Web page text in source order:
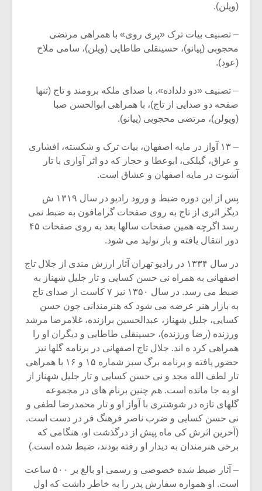
(ویلن).
– تصنیف بیات ترک «پری روی» با همراهی مرتضی
محجوبی (پیانو)، حسینقلی طاطایی (ویلن)، سامی ملاح
(عود).
– تصنیف «دو دلداده»، با صدای ملکه برومند و تاج (تنها
صفحه دو صدایی از تاج)، با همراهی ابوالحسن صبا
(ویولن)، مرتضی محجوبی (پیانو).
– ۱۳ آواز در مایه اصفهان، بیات ترک و شکسته، افشاری
و عراق، گیلکی، ابوعطا و حجاز که دو اثر آوازی با تار
آشوت در مایه اصفهان و عشاق است.
پس از این دوره ضبط و ورود رادیو در سال ۱۳۱۹ ش
دیگر اثری از تاج به روی صفحات گرامافون به ضبط نمی
رسد اگرچه همین صفحات سالها بعد به روی صفحات ۴۵
دور انتقال یافته و باز تولید می شود.
در سال ۱۳۳۴ در رادیو تهران آثار ارزش مندی از جلال تاج
اصفهانی به همراه نی حسن کسایی و تار جلیل شهناز به
ضبط می رسد. در سال ۱۳۵۰ نیز ۷ کاست از صدای تاج
به بازار هنر عرضه می شود که هنرمندانی چون حسن
کسایی، جلیل شهناز، عبدالحسین برازنده، غلامرضا مرشد
ورزنده (رضا ورزنده)، حسینقلی طاطایی و دیگران او را
همراهی کرد ه اند. جلال تاج اصفهانی در برنامه گلها نیز
حضور یافته و برنامه برگ سبز شماره ۱۵ و ۱۶ با همراهی
تار لطف الله مجد و نی حسن کسایی و تار جلیل شهناز از
او به جا مانده است. هم چنین برنام های در مجموعه
گلهای تازه در شوشتری با آواز او و تار محمدرضا لطفی و
نی حسن کسایی و ضرب ناصر فرهنگ فر در دست است.
(آخرین اثرش کی ماه پیش از درگذشت او، هنگامی که
برخی هنرمندان به دیدار او رفته بودند، ضبط شده است.)
– آثار ضبط شده خصوصی و رسمی او بالغ بر ۵۰۰ ساعت
است. او همواره سفارش پدر را به خاطر داشت که اول
میکلوش روژا
یادداشتی بر موسیقی
متن فیلم «متری
شیش و نیم»
اگر نمی توانی
مشهورترین باشی،
بدنام ترین باش
موریس ژار
دوره